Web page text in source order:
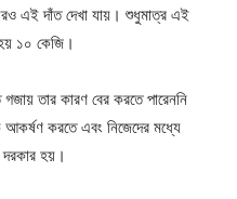
এই দাঁত দেখা যায়। শুধুমাত্র এই
১০ কেজি।
তার কারণ বের করতে পারেননি
আকর্ষণ করতে এবং নিজেদের মধ্যে
দরকার হয়।